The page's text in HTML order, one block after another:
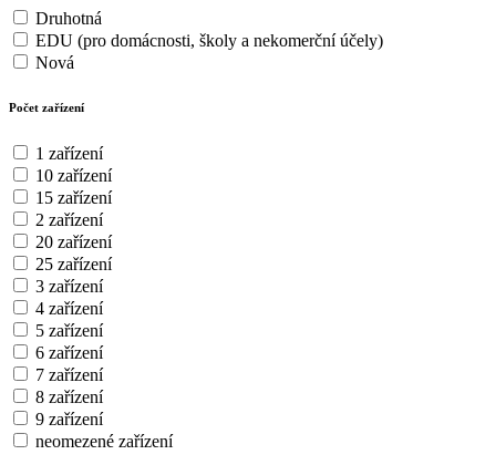
Druhotná
EDU (pro domácnosti, školy a nekomerční účely)
Nová
Počet zařízení
1 zařízení
10 zařízení
15 zařízení
2 zařízení
20 zařízení
25 zařízení
3 zařízení
4 zařízení
5 zařízení
6 zařízení
7 zařízení
8 zařízení
9 zařízení
neomezené zařízení